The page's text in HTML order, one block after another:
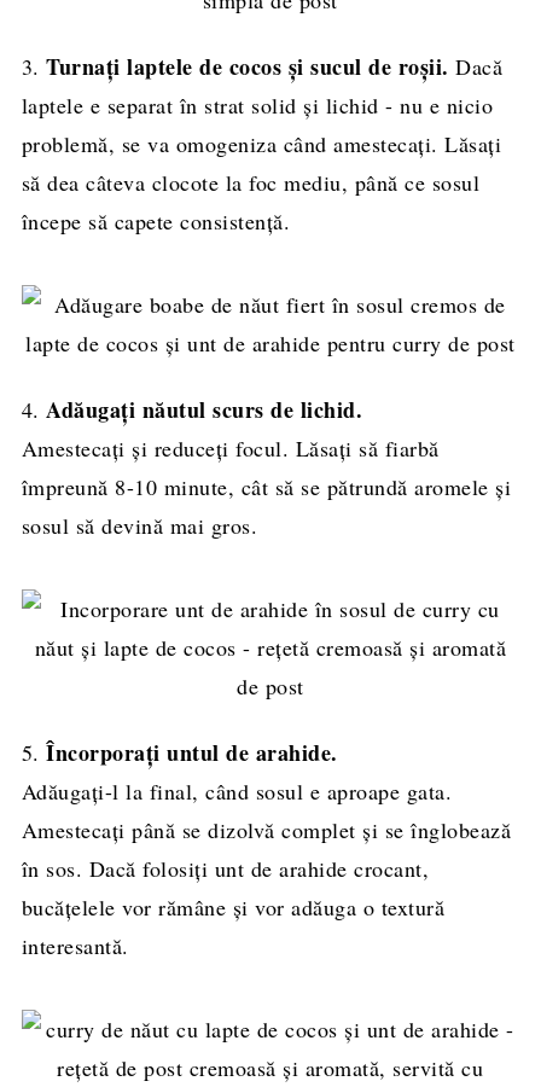
3.Turnați laptele de cocos și sucul de roșii. Dacă
laptele e separat în strat solid și lichid - nu e nicio
problemă, se va omogeniza când amestecați. Lăsați
să dea câteva clocote la foc mediu, până ce sosul
începe să capete consistență.
4.Adăugați năutul scurs de lichid.
Amestecați și reduceți focul. Lăsați să fiarbă
împreună 8-10 minute, cât să se pătrundă aromele și
sosul să devină mai gros.
5.Încorporați untul de arahide.
Adăugați-l la final, când sosul e aproape gata.
Amestecați până se dizolvă complet și se înglobează
în sos. Dacă folosiți unt de arahide crocant,
bucățelele vor rămâne și vor adăuga o textură
interesantă.